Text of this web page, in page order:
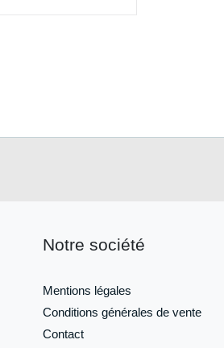
Notre société
Mentions légales
Conditions générales de vente
Contact